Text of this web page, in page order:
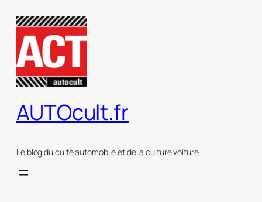
contenu
AUTOcult.fr
Le blog du culte automobile et de la culture voiture